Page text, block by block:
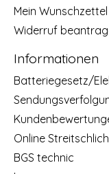
Mein Wunschzettel
Widerruf
Informationen
Batteriegesetz/
Online
BGS technic